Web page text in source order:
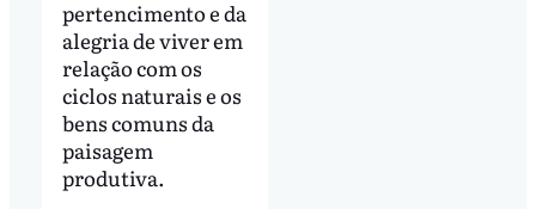
pertencimento e da
alegria de viver em
relação com os
ciclos naturais e os
bens comuns da
paisagem
produtiva.